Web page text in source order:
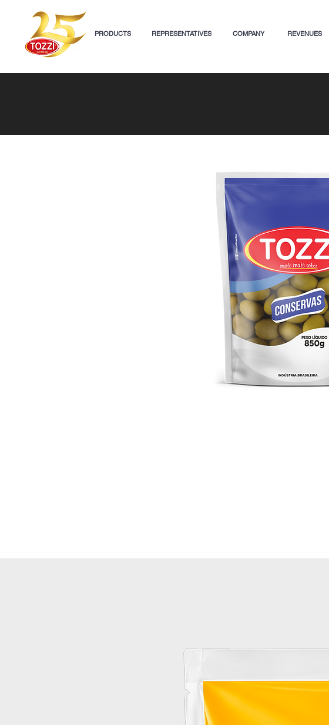
PRODUCTS REPRESENTATIVES COMPANY REVENUES